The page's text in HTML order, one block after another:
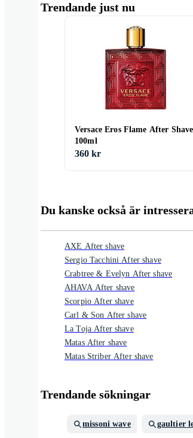
Trendande just nu
Versace Eros Flame After Shave
100ml
360 kr
Du kanske också är
AXE After shave
Sergio Tacchini After shave
Crabtree & Evelyn After shave
AHAVA After shave
Scorpio After shave
Carl & Son After shave
La Toja After shave
Matas After shave
Matas Striber After shave
Trendande sökningar
missoni wave gaultier